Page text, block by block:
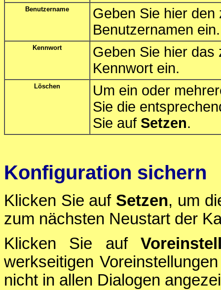
Benutzername
Geben Sie hier
Benutzernamen ein.
Kennwort
Geben Sie hier
Kennwort ein.
Löschen
Um ein oder
Sie die
Sie auf Setzen.
Konfiguration sichern
Klicken Sie auf Setzen, um
zum nächsten Neustart der
Klicken Sie auf
werkseitigen
nicht in allen Dialogen